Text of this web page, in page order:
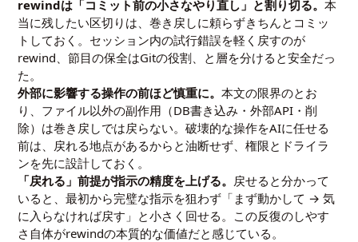
rewindは「コミット前の小さなやり直し」と割り切る。本
当に残したい区切りは、巻き戻しに頼らずきちんとコミッ
トしておく。セッション内の試行錯誤を軽く戻すのが
rewind、節目の保全はGitの役割、と層を分けると安全だっ
た。
外部に影響する操作の前ほど慎重に。本文の限界のとお
り、ファイル以外の副作用（DB書き込み・外部API・削
除）は巻き戻しでは戻らない。破壊的な操作をAIに任せる
前は、戻れる地点があるからと油断せず、権限とドライラ
ンを先に設計しておく。
「戻れる」前提が指示の精度を上げる。 戻せると分かって
いると、最初から完璧な指示を狙わず「まず動かして → 気
に入らなければ戻す」と小さく回せる。この反復のしやす
さ自体がrewindの本質的な価値だと感じている。